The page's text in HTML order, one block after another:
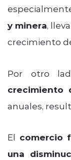
y minera,
crecimiento
Por otro
crecimiento
anuales,
El comercio
una